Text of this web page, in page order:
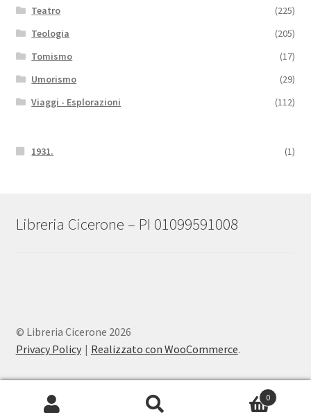
Teatro
(225)
Teologia
(205)
Tomismo
(17)
Umorismo
(29)
Viaggi - Esplorazioni
(112)
1931. (1)
Libreria Cicerone – PI 01099591008
© Libreria Cicerone 2026
Privacy Policy
Realizzato con WooCommerce.
0